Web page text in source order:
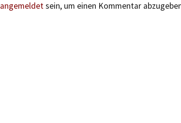
angemeldetsein, um einen Kommentar